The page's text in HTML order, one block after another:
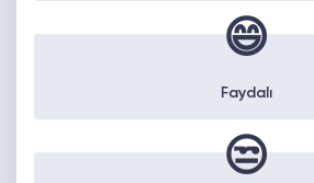
😄
Faydalı
😒